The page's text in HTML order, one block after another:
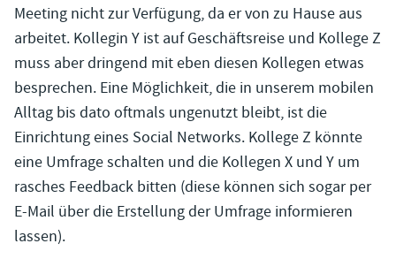
Meeting nicht zur Verfügung, da er von zu Hause aus
arbeitet. Kollegin Y ist auf Geschäftsreise und Kollege Z
muss aber dringend mit eben diesen Kollegen etwas
besprechen. Eine Möglichkeit, die in unserem mobilen
Alltag bis dato oftmals ungenutzt bleibt, ist die
Einrichtung eines Social Networks. Kollege Z könnte
eine Umfrage schalten und die Kollegen X und Y um
rasches Feedback bitten (diese können sich sogar per
E-Mail über die Erstellung der Umfrage informieren
lassen).